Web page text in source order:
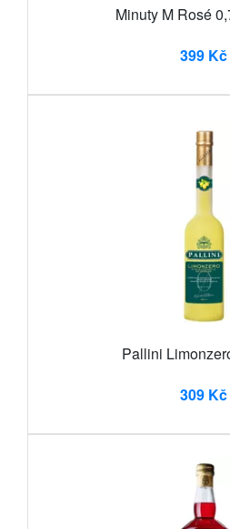
Minuty M Rosé
399 Kč
Pallini
309 Kč